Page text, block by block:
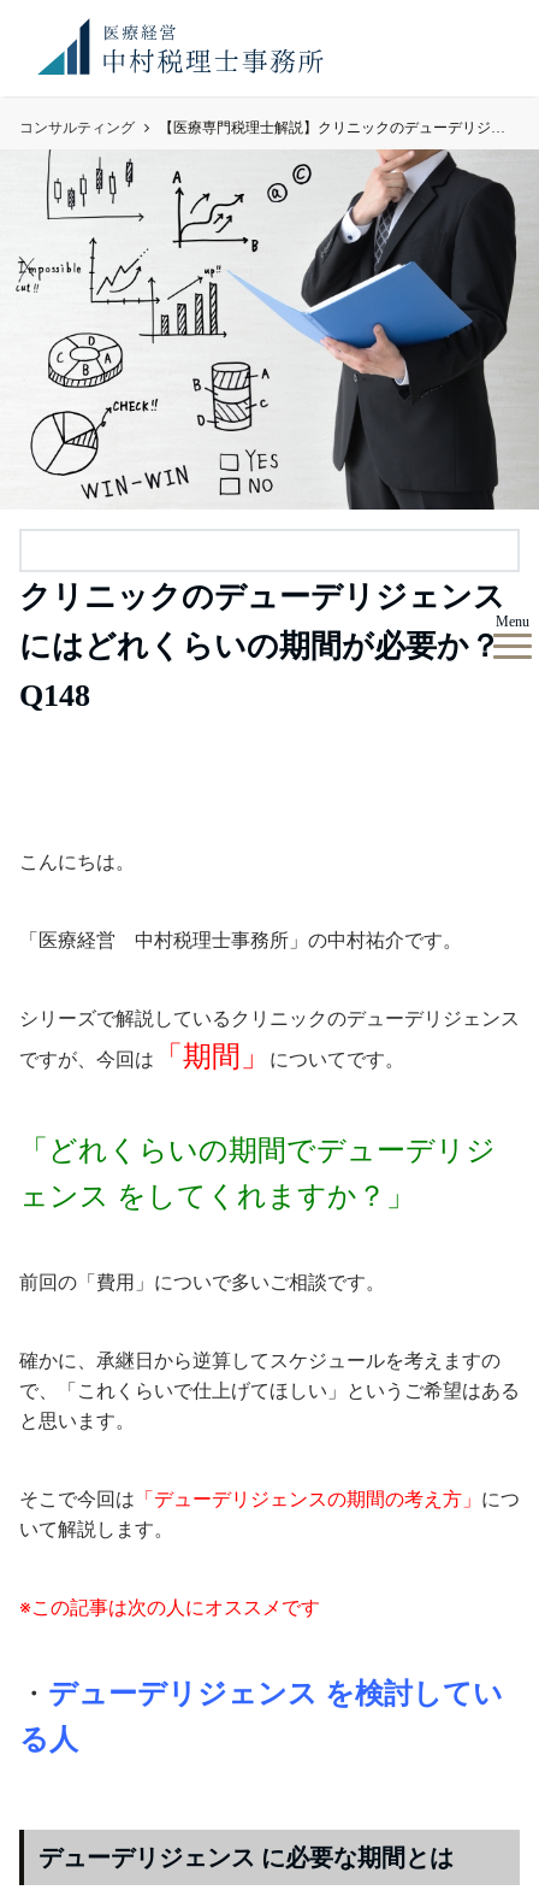
お知
らせ
満席御礼！ 現在、顧問先件数が上限に達しております。令
和8年度のご予約のご希望のみ、お問い合わせください。
Menu
コンサルティング 【医療専門税理士解説】クリニックのデューデリジェンス にはどれくらいの期間が必要か？Q148
クリニックのデューデリジェンス
にはどれくらいの期間が必要か？
Q148
こんにちは。
「医療経営 中村税理士事務所」の中村祐介です。
シリーズで解説しているクリニックのデューデリジェンス
ですが、今回は
「期間」 についてです。
「どれくらいの期間でデューデリジ
ェンス をしてくれますか？」
前回の「費用」についで多いご相談です。
確かに、承継日から逆算してスケジュールを考えますの
で、「これくらいで仕上げてほしい」というご希望はある
と思います。
そこで今回は 「デューデリジェンスの期間の考え方」 につ
いて解説します。
※この記事は次の人にオススメです
・ デューデリジェンス を検討してい
る人
デューデリジェンス に必要な期間とは